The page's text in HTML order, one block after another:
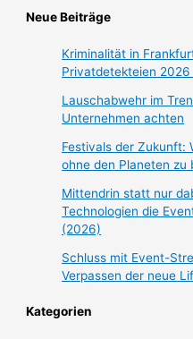
Neue Beiträge
Kriminalität in
Privatdetekteien
Lauschabwehr im
Unternehmen achten
Festivals der Zukunft:
ohne den Planeten zu
Mittendrin statt nur
Technologien die
(2026)
Schluss mit Event-
Verpassen der neue
Kategorien